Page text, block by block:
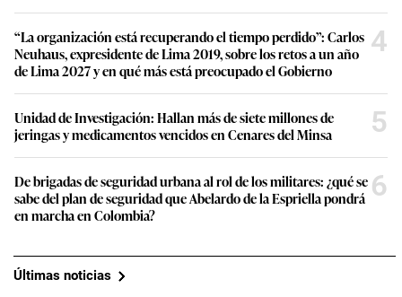
“La organización está recuperando el tiempo perdido”: Carlos
Neuhaus, expresidente de Lima 2019, sobre los retos a un año
de Lima 2027 y en qué más está preocupado el Gobierno
4
Unidad de Investigación: Hallan más de siete millones de
jeringas y medicamentos vencidos en Cenares del Minsa
5
De brigadas de seguridad urbana al rol de los militares: ¿qué se
sabe del plan de seguridad que Abelardo de la Espriella pondrá
en marcha en Colombia?
6
Últimas noticias